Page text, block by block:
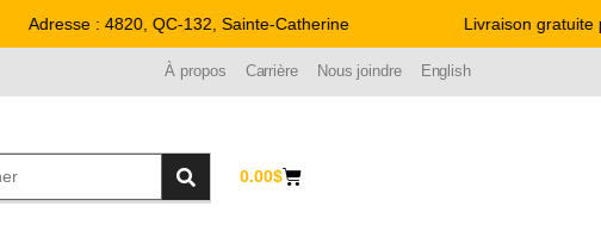
Adresse : 4820, QC-132, Sainte-Catherine Livraison gratuite
À propos Carrière Nous joindre English
0.00$